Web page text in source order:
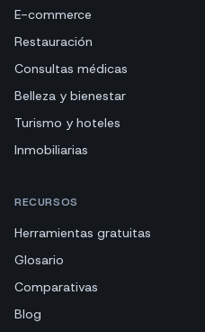
E-commerce
Restauración
Consultas médicas
Belleza y bienestar
Turismo y hoteles
Inmobiliarias
RECURSOS
Herramientas gratuitas
Glosario
Comparativas
Blog